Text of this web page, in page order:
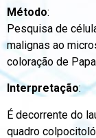
Método:
Pesquisa de
malignas ao
coloração de
Interpretação:
É decorrente do
quadro